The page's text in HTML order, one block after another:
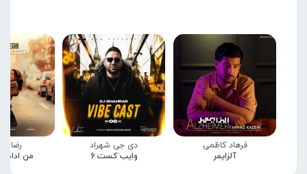
فرهاد کاظمی
آلزایمر
دی جی شهراد
وایب کست 6
رضا
من